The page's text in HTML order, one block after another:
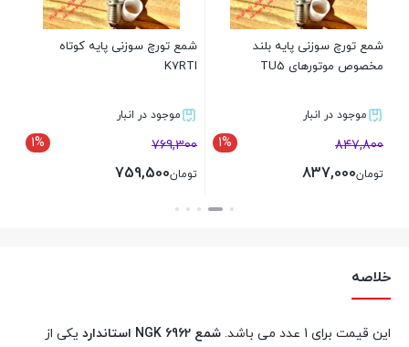
شمع تورچ سوزنی پایه بلند
مخصوص موتورهای TU5
موجود در انبار
1% 847,800
تومان837,000
شمع تورچ سوزنی پایه کوتاه
K7RTI
موجود در انبار
1% 769,300
تومان759,500
خلاصه
این قیمت برای 1 عدد می باشد. شمع 6962 NGK استاندارد یکی از